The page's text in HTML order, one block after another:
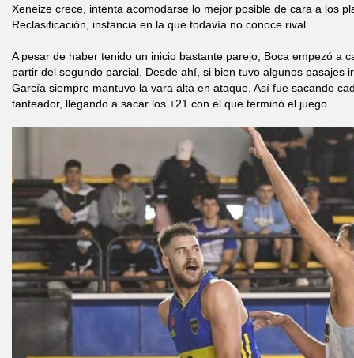
Xeneize crece, intenta acomodarse lo mejor posible de cara a los
Reclasificación, instancia en la que todavía no conoce rival.
A pesar de haber tenido un inicio bastante parejo, Boca empezó a
partir del segundo parcial. Desde ahí, si bien tuvo algunos pasajes
García siempre mantuvo la vara alta en ataque. Así fue sacando
tanteador, llegando a sacar los +21 con el que terminó el juego.